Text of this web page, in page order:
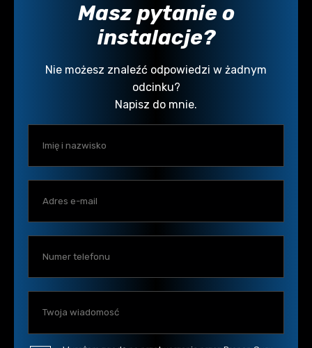
Masz pytanie o
instalacje?
Nie możesz znaleźć odpowiedzi w żadnym
odcinku?
Napisz do mnie.